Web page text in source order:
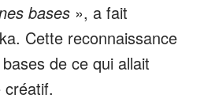
bases », a fait
Cette reconnaissance
de ce qui allait